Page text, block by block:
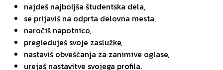
najdeš najboljša študentska dela,
se prijaviš na odprta delovna mesta,
naročiš napotnico,
pregleduješ svoje zaslužke,
nastaviš obveščanja za zanimive oglase,
urejaš nastavitve svojega profila.